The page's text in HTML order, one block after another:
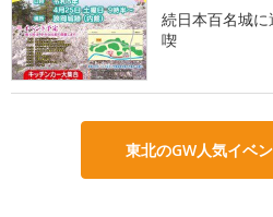
続日本百名城
喫
東北のGW人気イベ